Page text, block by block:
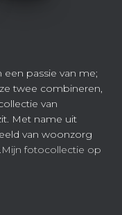
passie van me;
twee combineren,
van
Met name uit
van woonzorg
Mijn fotocollectie op